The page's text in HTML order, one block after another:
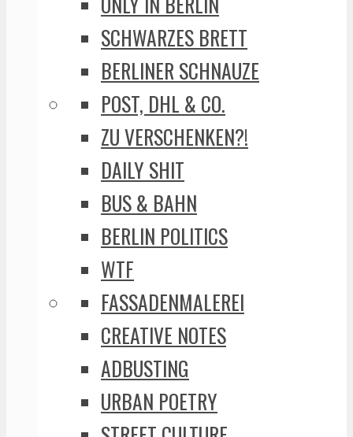
SCHWARZES BRETT
BERLINER SCHNAUZE
POST, DHL & CO.
ZU VERSCHENKEN?!
DAILY SHIT
BUS & BAHN
BERLIN POLITICS
WTF
FASSADENMALEREI
CREATIVE NOTES
ADBUSTING
URBAN POETRY